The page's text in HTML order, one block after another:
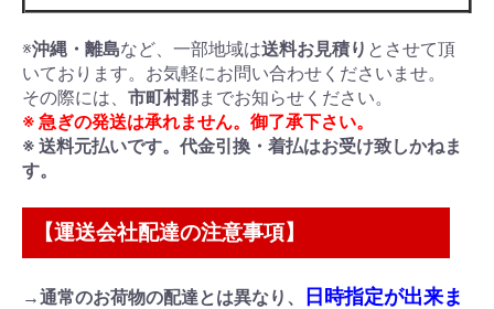
※沖縄・離島など、一部地域は送料お見積り とさせて頂
いております。お気軽にお問い合わせくださいませ。
その際には、 市町村郡までお知らせください。
※ 急ぎの発送は承れません。御了承下さい。
※ 送料元払いです。代金引換・着払はお受け致しかねま
す。
【運送会社配達の注意事項】
→通常のお荷物の配達とは異なり、
日時指定が出来ま